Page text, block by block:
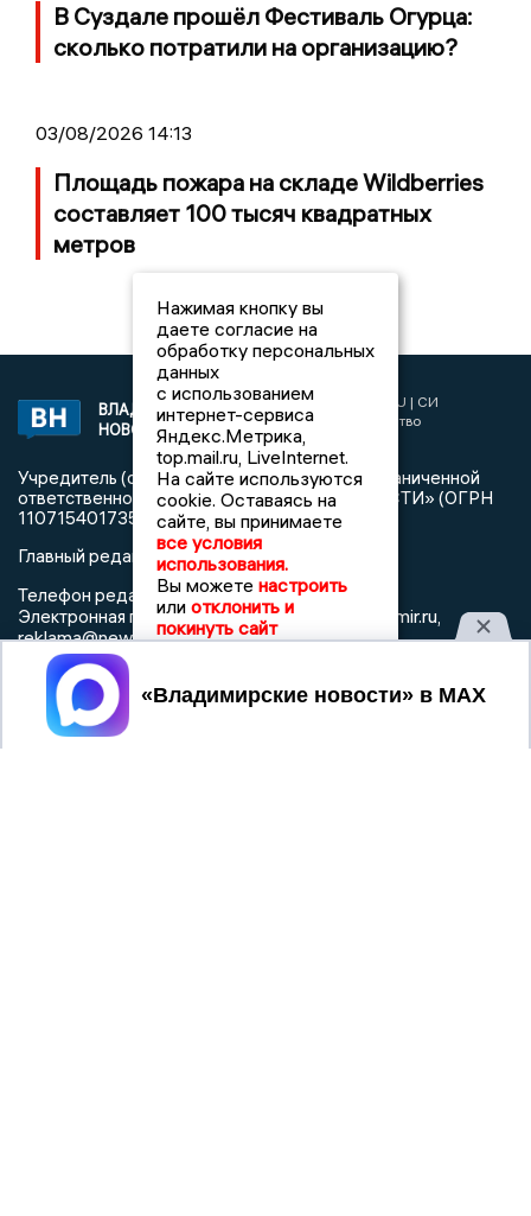
В Суздале прошёл Фестиваль Огурца:
сколько потратили на организацию?
03/08/2026 14:13
Площадь пожара на складе Wildberries
составляет 100 тысяч квадратных
метров
ВЛАДИМИРСКИЕ
НОВОСТИ
2017 © NEWSVLADIMIR.RU | СИ
«Информационное агентство
Владимирские новости»
Учредитель (соучредители): Общество с ограниченной
ответственностью «РЕГИОНАЛЬНЫЕ НОВОСТИ» (ОГРН
1107154017354)
Главный редактор: Мазов С. А.
Телефон редакции:8 (4922) 666916
Электронная почта редакции:info@newsvladimir.ru,
reklama@newsvladimir.ru
Регистрационный номер: серия Эл № ФС77-78858 от 4
августа 2020 г. согласно выписке из реестра
зарегистрированных средств массовой информации
Нажимая кнопку вы
даете согласие на
обработку персональных
данных
с использованием
интернет-сервиса
Яндекс.Метрика,
top.mail.ru, LiveInternet.
На сайте используются
cookie. Оставаясь на
сайте, вы принимаете
все условия
использования.
Вы можете настроить
или отклонить и
покинуть сайт
Принять